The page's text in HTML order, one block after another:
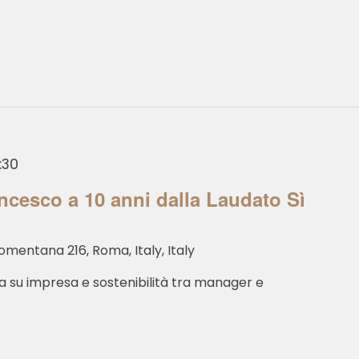
a 10 anni dalla Laudato Sì
216, Roma, Italy, Italy
su impresa e sostenibilità tra manager e